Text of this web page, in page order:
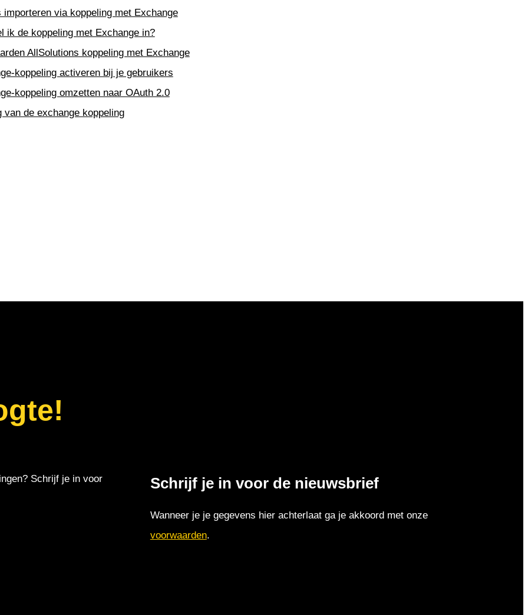
incasso
importeren via koppeling met Exchange
ik de koppeling met Exchange in?
AllSolutions koppeling met Exchange
koppeling activeren bij je gebruikers
koppeling omzetten naar OAuth 2.0
van de exchange koppeling
Schrijf je in voor
Schrijf je in voor de nieuwsbrief
Wanneer je je gegevens hier achterlaat ga je akkoord met onze
voorwaarden.